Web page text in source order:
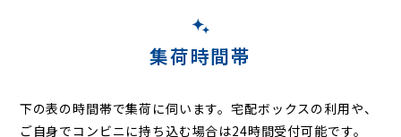
集荷時間帯
下の表の時間帯で集荷に伺います。宅配ボックスの利用や、
ご自身でコンビニに持ち込む場合は24時間受付可能です。